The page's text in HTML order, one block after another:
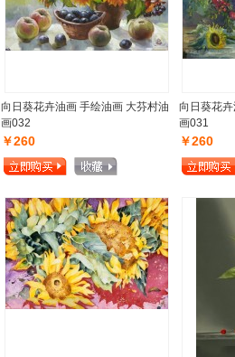
向日葵花卉油画 手绘油画 大芬村油
画032
￥260
向日葵花
画031
￥260